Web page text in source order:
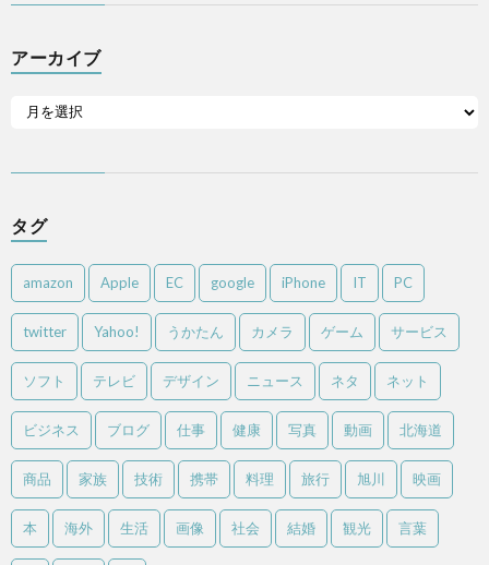
アーカイブ
タグ
amazon Apple EC google iPhone IT PC
twitter Yahoo! うかたん カメラ ゲーム サービス
ソフト テレビ デザイン ニュース ネタ ネット
ビジネス ブログ 仕事 健康 写真 動画 北海道
商品 家族 技術 携帯 料理 旅行 旭川 映画
本 海外 生活 画像 社会 結婚 観光 言葉